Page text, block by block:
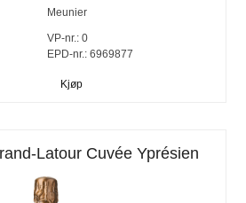
Meunier
VP-nr.: 0
EPD-nr.: 6969877
Kjøp
Latour Cuvée Yprésien